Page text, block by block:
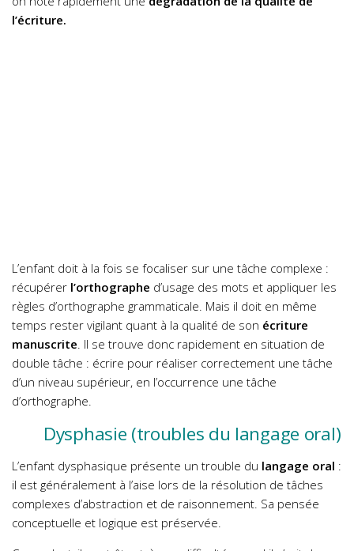
l’écriture.
L’enfant doit à la fois se focaliser sur une tâche complexe :
récupérer l’orthographe d’usage des mots et appliquer les
règles d’orthographe grammaticale. Mais il doit en même
temps rester vigilant quant à la qualité de son écriture
manuscrite . Il se trouve donc rapidement en situation de
double tâche : écrire pour réaliser correctement une tâche
d’un niveau supérieur, en l’occurrence une tâche
d’orthographe.
Dysphasie (troubles du langage oral)
L’enfant dysphasique présente un trouble du langage oral :
il est généralement à l’aise lors de la résolution de tâches
complexes d’abstraction et de raisonnement. Sa pensée
conceptuelle et logique est préservée.